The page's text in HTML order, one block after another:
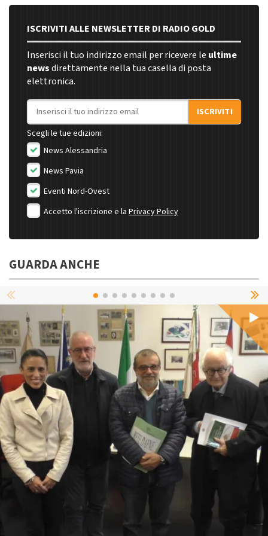
ISCRIVITI ALLE NEWSLETTER DI RADIO GOLD
Inserisci il tuo indirizzo email per ricevere le ultime
newsdirettamente nella tua casella di posta
elettronica.
Indirizzo email
ISCRIVITI
Scegli le tue edizioni:
News Alessandria
News Pavia
Eventi Nord-Ovest
Accetto l'iscrizione e la Privacy Policy
GUARDA ANCHE